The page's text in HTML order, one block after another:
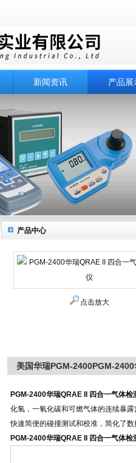
新闻资讯 产品展
产品中心
点击放大
美国华瑞PGM-2400PGM-
PGM-2400华瑞QRAE II 四合一气体检
化氢，一氧化碳和可燃气体的连续暴
快速简便的碰撞测试和校准，简化了
PGM-2400华瑞QRAE II 四合一气体检